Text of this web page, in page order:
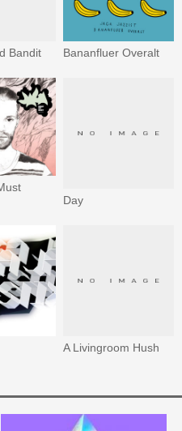
Bandit Bananfluer Overalt
Day
A Livingroom Hush